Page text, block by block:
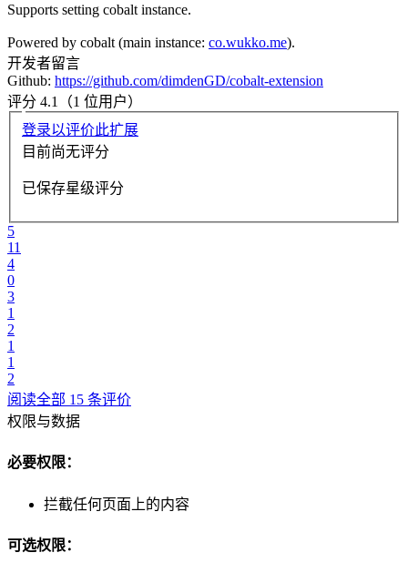
Supports setting cobalt instance.
Powered by cobalt (main instance: co.wukko.me).
开发者留言
Github: https://github.com/dimdenGD/cobalt-extension
评分 4.1（1 位用户）
登录以评价此扩展
目前尚无评分
已保存星级评分
5
11
4
0
3
1
2
1
1
2
阅读全部 15 条评价
权限与数据
必要权限：
拦截任何页面上的内容
可选权限：